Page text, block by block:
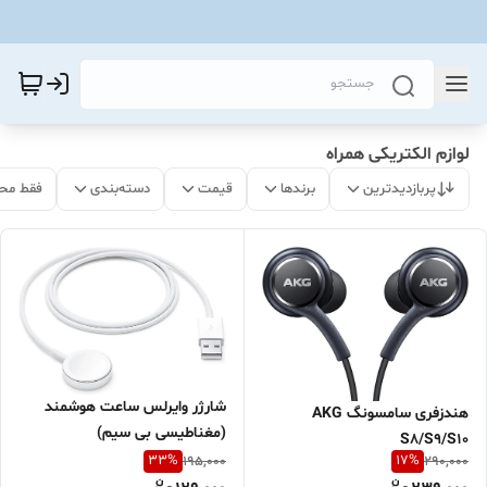
لوازم الکتریکی همراه
پربازدیدترین برندها قیمت دسته‌بندی فقط
هندزفری سامسونگ AKG
S8/S9/S10
290,000
17%
شارژر وایرلس ساعت هوشمند
(مغناطیسی بی سیم)
195,000
33%